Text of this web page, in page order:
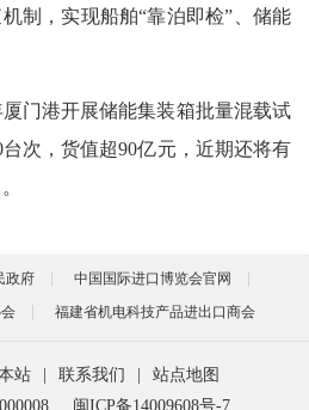
制，实现船舶“靠泊即检”、储能
门港开展储能集装箱批量混载试
次，货值超90亿元，近期还将有
政府
中国国际进口博览会官网
福建省机电科技产品进出口商会
站 联系我们
站点地图
闽ICP备14009608号-7